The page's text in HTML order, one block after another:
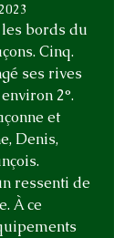
bords du
Cinq.
ses rives
2°.
et
Denis,
ressenti de
À ce